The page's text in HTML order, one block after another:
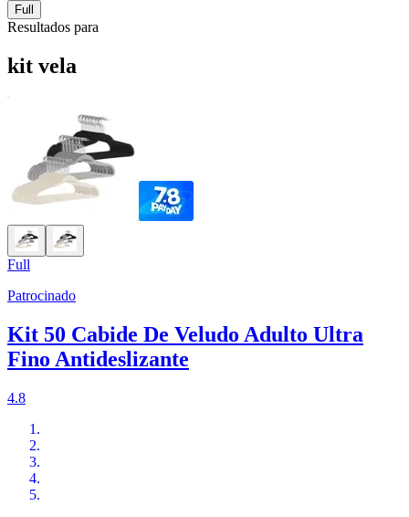
Full
Resultados para
kit vela
Full
Patrocinado
Kit 50 Cabide De Veludo Adulto Ultra
Fino Antideslizante
4.8